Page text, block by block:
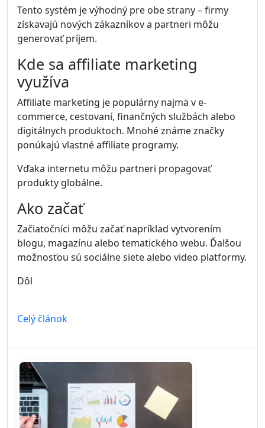
Tento systém je výhodný pre obe strany – firmy
získavajú nových zákazníkov a partneri môžu
generovať príjem.
Kde sa affiliate marketing
využíva
Affiliate marketing je populárny najmä v e-
commerce, cestovaní, finančných službách alebo
digitálnych produktoch. Mnohé známe značky
ponúkajú vlastné affiliate programy.
Vďaka internetu môžu partneri propagovať
produkty globálne.
Ako začať
Začiatočníci môžu začať napríklad vytvorením
blogu, magazínu alebo tematického webu. Ďalšou
možnosťou sú sociálne siete alebo video platformy.
Dôl
Celý článok